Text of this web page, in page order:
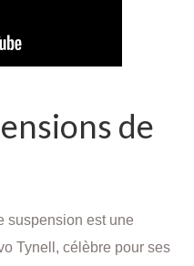
de
suspension est une
Tynell, célèbre pour ses